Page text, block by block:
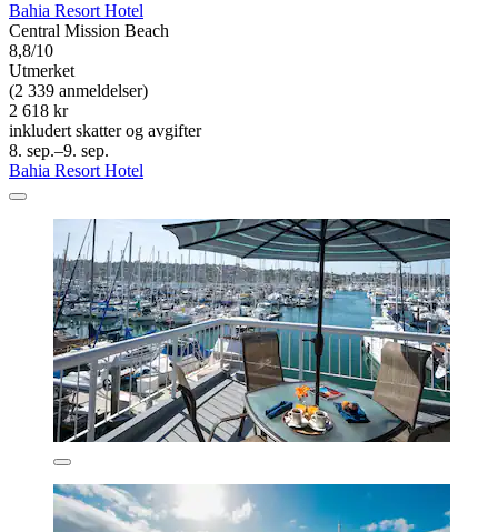
Bahia Resort Hotel
Central Mission Beach
8,8/10
Utmerket
(2 339 anmeldelser)
2 618 kr
inkludert skatter og avgifter
8. sep.–9. sep.
Bahia Resort Hotel